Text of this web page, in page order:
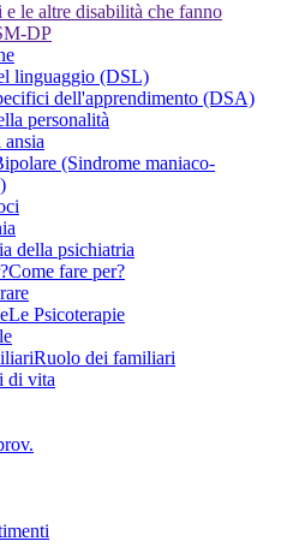
le altre disabilità che fanno
DP
linguaggio (DSL)
dell'apprendimento (DSA)
personalità
(Sindrome maniaco-
della psichiatria
Come fare per?
Le Psicoterapie
Ruolo dei familiari
di vita